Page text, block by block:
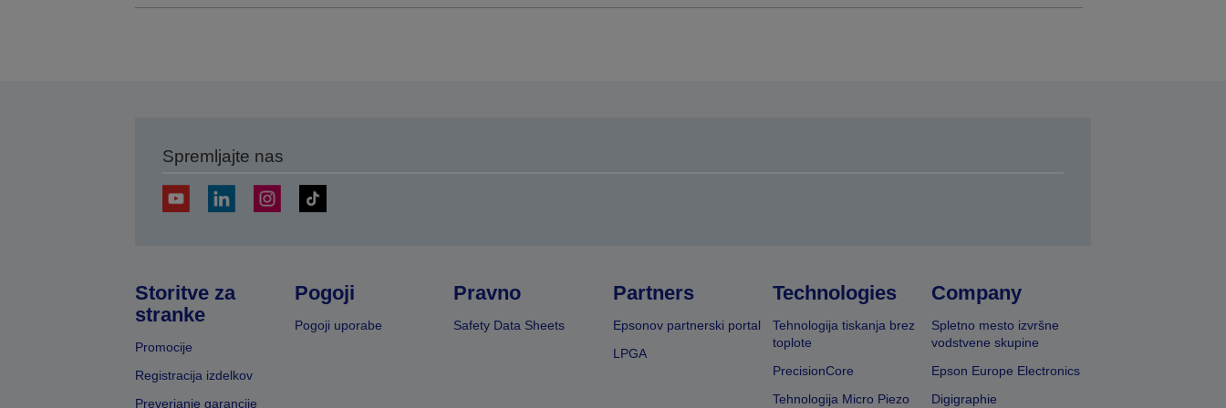
Spremljajte nas
Storitve za
stranke
Promocije
Registracija izdelkov
Preverjanje garancije
Pogoji
Pogoji uporabe
Pravno
Safety Data Sheets
Partners
Epsonov partnerski portal
LPGA
Technologies
Tehnologija tiskanja brez
toplote
PrecisionCore
Tehnologija Micro Piezo
Company
Spletno mesto izvršne
vodstvene skupine
Epson Europe Electronics
Digigraphie